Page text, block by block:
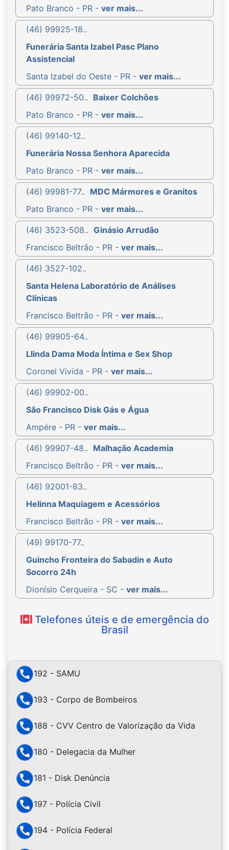
Pato Branco - PR - ver mais...
(46) 99925-18..
Funerária Santa Izabel Pasc Plano
Assistencial
Santa Izabel do Oeste - PR - ver mais...
(46) 99972-50.. Baixer Colchões
Pato Branco - PR - ver mais...
(46) 99140-12..
Funerária Nossa Senhora Aparecida
Pato Branco - PR - ver mais...
(46) 99981-77.. MDC Mármores e Granitos
Pato Branco - PR - ver mais...
(46) 3523-508.. Ginásio Arrudão
Francisco Beltrão - PR - ver mais...
(46) 3527-102..
Santa Helena Laboratório de Análises
Clínicas
Francisco Beltrão - PR - ver mais...
(46) 99905-64..
Llinda Dama Moda Íntima e Sex Shop
Coronel Vivida - PR - ver mais...
(46) 99902-00..
São Francisco Disk Gás e Água
Ampére - PR - ver mais...
(46) 99907-48.. Malhação Academia
Francisco Beltrão - PR - ver mais...
(46) 92001-83..
Helinna Maquiagem e Acessórios
Francisco Beltrão - PR - ver mais...
(49) 99170-77..
Guincho Fronteira do Sabadin e Auto
Socorro 24h
Dionísio Cerqueira - SC - ver mais...
Telefones úteis e de emergência do
Brasil
192 - SAMU
193 - Corpo de Bombeiros
188 - CVV Centro de Valorização da Vida
180 - Delegacia da Mulher
181 - Disk Denúncia
197 - Polícia Civil
194 - Polícia Federal